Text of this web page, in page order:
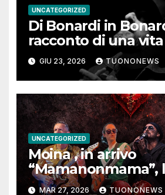
UNCATEGORIZED
Di Bonardi in
racconto di una
memoria, musica e
GIU 23, 2026 TUONONEWS
UNCATEGORIZED
Moina , in arrivo
“Mamanonmama”,
debutto per Ghost
MAR 27, 2026 TUONONEWS